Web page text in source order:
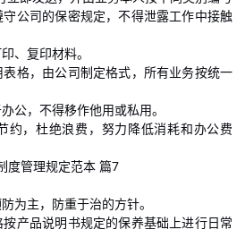
公司的保密规定，不得泄露工作中接触
复印材料。
格，由公司制定格式，所有业务按统一
，不得移作他用或私用。
，杜绝浪费，努力降低消耗和办公费
度管理规定范本 篇7
主，防重于治的方针。
品说明书规定的保养基础上进行日常